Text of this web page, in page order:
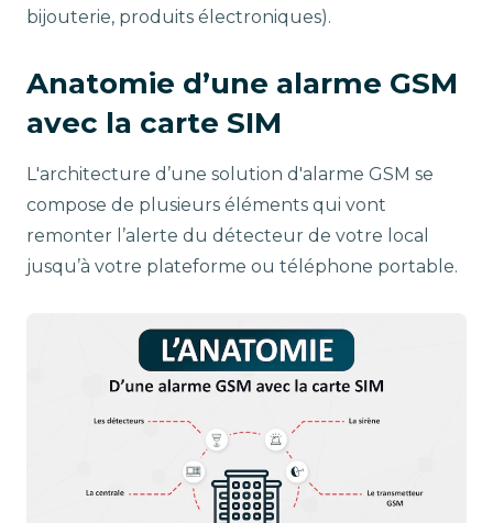
bijouterie, produits électroniques).
Anatomie d’une alarme GSM
avec la carte SIM
L'architecture d’une solution d'alarme GSM se
compose de plusieurs éléments qui vont
remonter l’alerte du détecteur de votre local
jusqu’à votre plateforme ou téléphone portable.